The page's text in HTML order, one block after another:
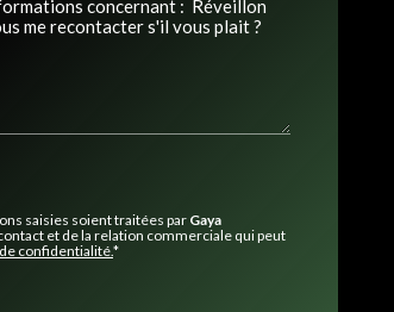
saisies soient traitées par Gaya
et de la relation commerciale qui peut
confidentialité.*